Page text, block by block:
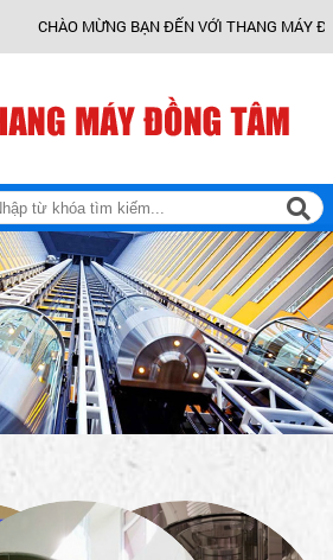
ĐẾN VỚI THANG MÁY ĐỒNG TÂM